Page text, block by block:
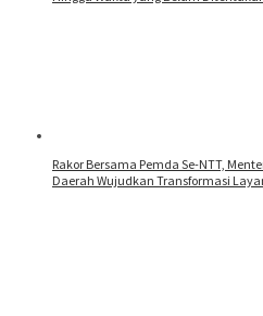
Rakor Bersama Pemda Se-NTT,
Daerah Wujudkan Transformasi